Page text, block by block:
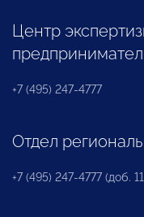
Центр
+7 (495) 247-4777
Отдел
+7 (495) 247-4777 (доб.